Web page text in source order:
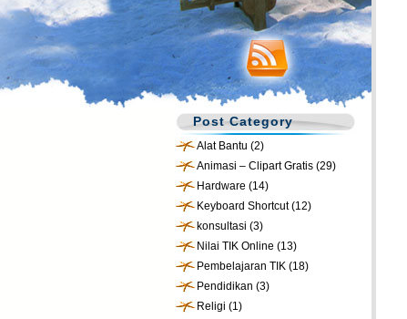
Post Category
Alat Bantu (2)
Animasi – Clipart Gratis (29)
Hardware (14)
Keyboard Shortcut(12)
konsultasi (3)
Nilai TIK Online (13)
Pembelajaran TIK (18)
Pendidikan (3)
Religi (1)